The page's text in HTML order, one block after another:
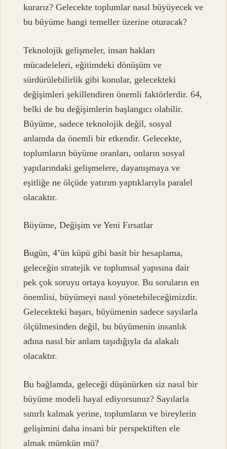
kurarız? Gelecekte toplumlar nasıl büyüyecek ve
bu büyüme hangi temeller üzerine oturacak?
Teknolojik gelişmeler, insan hakları
mücadeleleri, eğitimdeki dönüşüm ve
sürdürülebilirlik gibi konular, gelecekteki
değişimleri şekillendiren önemli faktörlerdir. 64,
belki de bu değişimlerin başlangıcı olabilir.
Büyüme, sadece teknolojik değil, sosyal
anlamda da önemli bir etkendir. Gelecekte,
toplumların büyüme oranları, onların sosyal
yapılarındaki gelişmelere, dayanışmaya ve
eşitliğe ne ölçüde yatırım yaptıklarıyla paralel
olacaktır.
Büyüme, Değişim ve Yeni Fırsatlar
Bugün, 4’ün küpü gibi basit bir hesaplama,
geleceğin stratejik ve toplumsal yapısına dair
pek çok soruyu ortaya koyuyor. Bu soruların en
önemlisi, büyümeyi nasıl yönetebileceğimizdir.
Gelecekteki başarı, büyümenin sadece sayılarla
ölçülmesinden değil, bu büyümenin insanlık
adına nasıl bir anlam taşıdığıyla da alakalı
olacaktır.
Bu bağlamda, geleceği düşünürken siz nasıl bir
büyüme modeli hayal ediyorsunuz? Sayılarla
sınırlı kalmak yerine, toplumların ve bireylerin
gelişimini daha insani bir perspektiften ele
almak mümkün mü?